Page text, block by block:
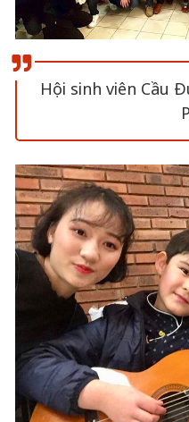
Hội sinh viên Cầu